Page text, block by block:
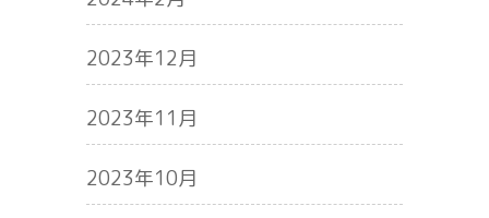
2023年12月
2023年11月
2023年10月